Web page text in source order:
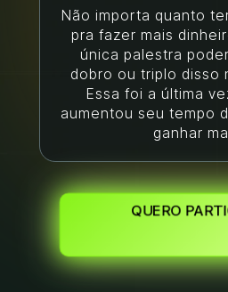
Não importa quanto
pra fazer mais
única palestra
dobro ou triplo disso
Essa foi a última
aumentou seu tempo
ganhar
QUERO